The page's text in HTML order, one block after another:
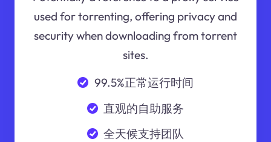
used for torrenting, offering privacy and
security when downloading from torrent
sites.
99.5%正常运行时间
直观的自助服务
全天候支持团队